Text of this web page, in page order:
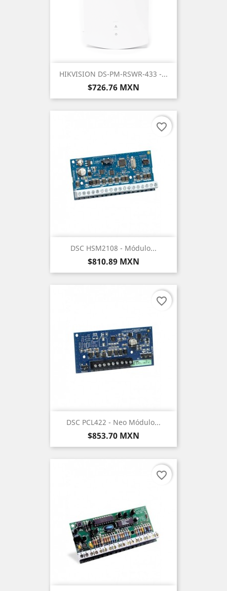
HIKVISION DS-PM-RSWR-433 -...
Precio
$726.76 MXN
DSC HSM2108 - Módulo...
Precio
$810.89 MXN
favorite_border
DSC PCL422 - Neo Módulo...
Precio
$853.70 MXN
favorite_border
favorite_border